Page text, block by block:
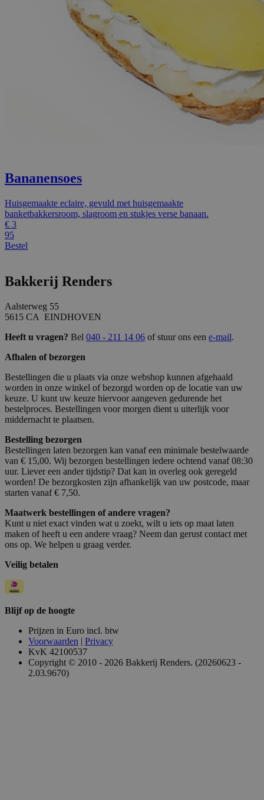
Bananensoes
Huisgemaakte eclaire, gevuld met huisgemaakte
banketbakkersroom, slagroom en stukjes verse banaan.
€ 3
95
Bestel
Bakkerij Renders
Aalsterweg 55
5615 CA EINDHOVEN
Heeft u vragen? Bel 040 - 211 14 06 of stuur ons een e-mail.
Afhalen of bezorgen
Bestellingen die u plaats via onze webshop kunnen afgehaald
worden in onze winkel of bezorgd worden op de locatie van uw
keuze. U kunt uw keuze hiervoor aangeven gedurende het
bestelproces. Bestellingen voor morgen dient u uiterlijk voor
middernacht te plaatsen.
Bestelling bezorgen
Bestellingen laten bezorgen kan vanaf een minimale bestelwaarde
van € 15,00. Wij bezorgen bestellingen iedere ochtend vanaf 08:30
uur. Liever een ander tijdstip? Dat kan in overleg ook geregeld
worden! De bezorgkosten zijn afhankelijk van uw postcode, maar
starten vanaf € 7,50.
Maatwerk bestellingen of andere vragen?
Kunt u niet exact vinden wat u zoekt, wilt u iets op maat laten
maken of heeft u een andere vraag? Neem dan gerust contact met
ons op. We helpen u graag verder.
Veilig betalen
Blijf op de hoogte
Prijzen in Euro incl. btw
Voorwaarden | Privacy
KvK 42100537
Copyright © 2010 - 2026 Bakkerij Renders. (20260623 -
2.03.9670)